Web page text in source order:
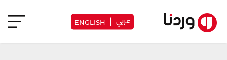
عربي ENGLISH